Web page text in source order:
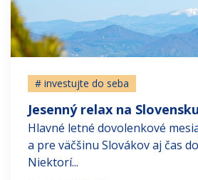
# investujte do seba
Jesenný relax na Slovensku
Hlavné letné dovolenkové
a pre väčšinu Slovákov aj čas
Niektorí...